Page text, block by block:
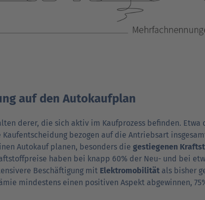
auf den Autokaufplan
derer, die sich aktiv im Kaufprozess befinden.
bezogen auf die Antriebs­art
Autokauf planen, besonders die gestiegenen
haben bei knapp 60% der Neu- und bei
Beschäftigung mit Elektro­mo­bili­tät als bisher
mindes­tens einen positiven Aspekt abge­winnen,